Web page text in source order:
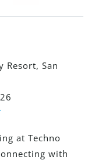
Resort, San
at Techno
with